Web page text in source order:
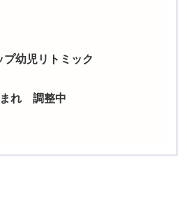
プ幼児リトミック
まれ 調整中